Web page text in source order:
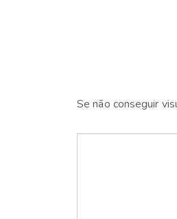
Se não conseguir